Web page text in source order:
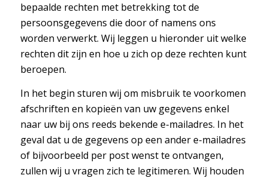
bepaalde rechten met betrekking tot de
persoonsgegevens die door of namens ons
worden verwerkt. Wij leggen u hieronder uit welke
rechten dit zijn en hoe u zich op deze rechten kunt
beroepen.
In het begin sturen wij om misbruik te voorkomen
afschriften en kopieën van uw gegevens enkel
naar uw bij ons reeds bekende e-mailadres. In het
geval dat u de gegevens op een ander e-mailadres
of bijvoorbeeld per post wenst te ontvangen,
zullen wij u vragen zich te legitimeren. Wij houden